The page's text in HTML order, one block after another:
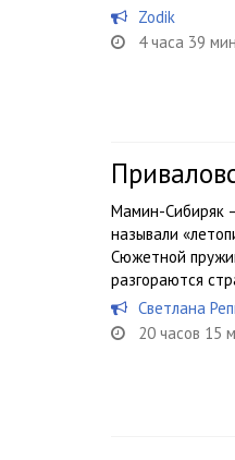
Zodik
4 часа 39
Мамин-Сибиряк
называли
Сюжетной
разгораются
Светлана
20 часов 15